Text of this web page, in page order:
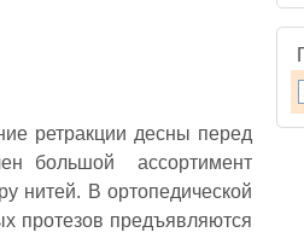
ретракции десны перед
большой ассортимент
нитей. В ортопедической
протезов предъявляются